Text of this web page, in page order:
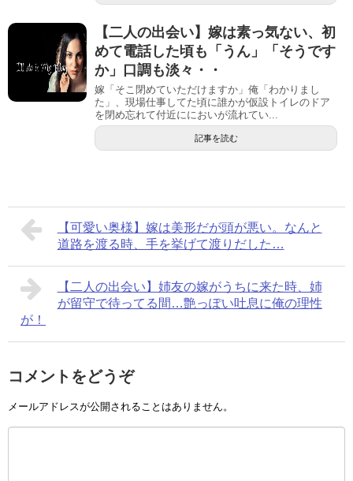
【二人の出会い】嫁は素っ気ない、初
めて電話した頃も「うん」「そうです
か」口調も淡々・・
嫁「そこ閉めていただけますか」俺「わかりまし
た」、現場仕事してた頃に誰かが仮設トイレのドア
を閉め忘れて付近ににおいが流れてい...
記事を読む
【可愛い奥様】嫁は美形だが頭が悪い。なんと
道路を渡る時、手を挙げて渡りだした…
【二人の出会い】姉友の嫁がうちに来た時、姉
が留守で待ってる間…艶っぽい吐息に俺の理性
が！
コメントをどうぞ
メールアドレスが公開されることはありません。